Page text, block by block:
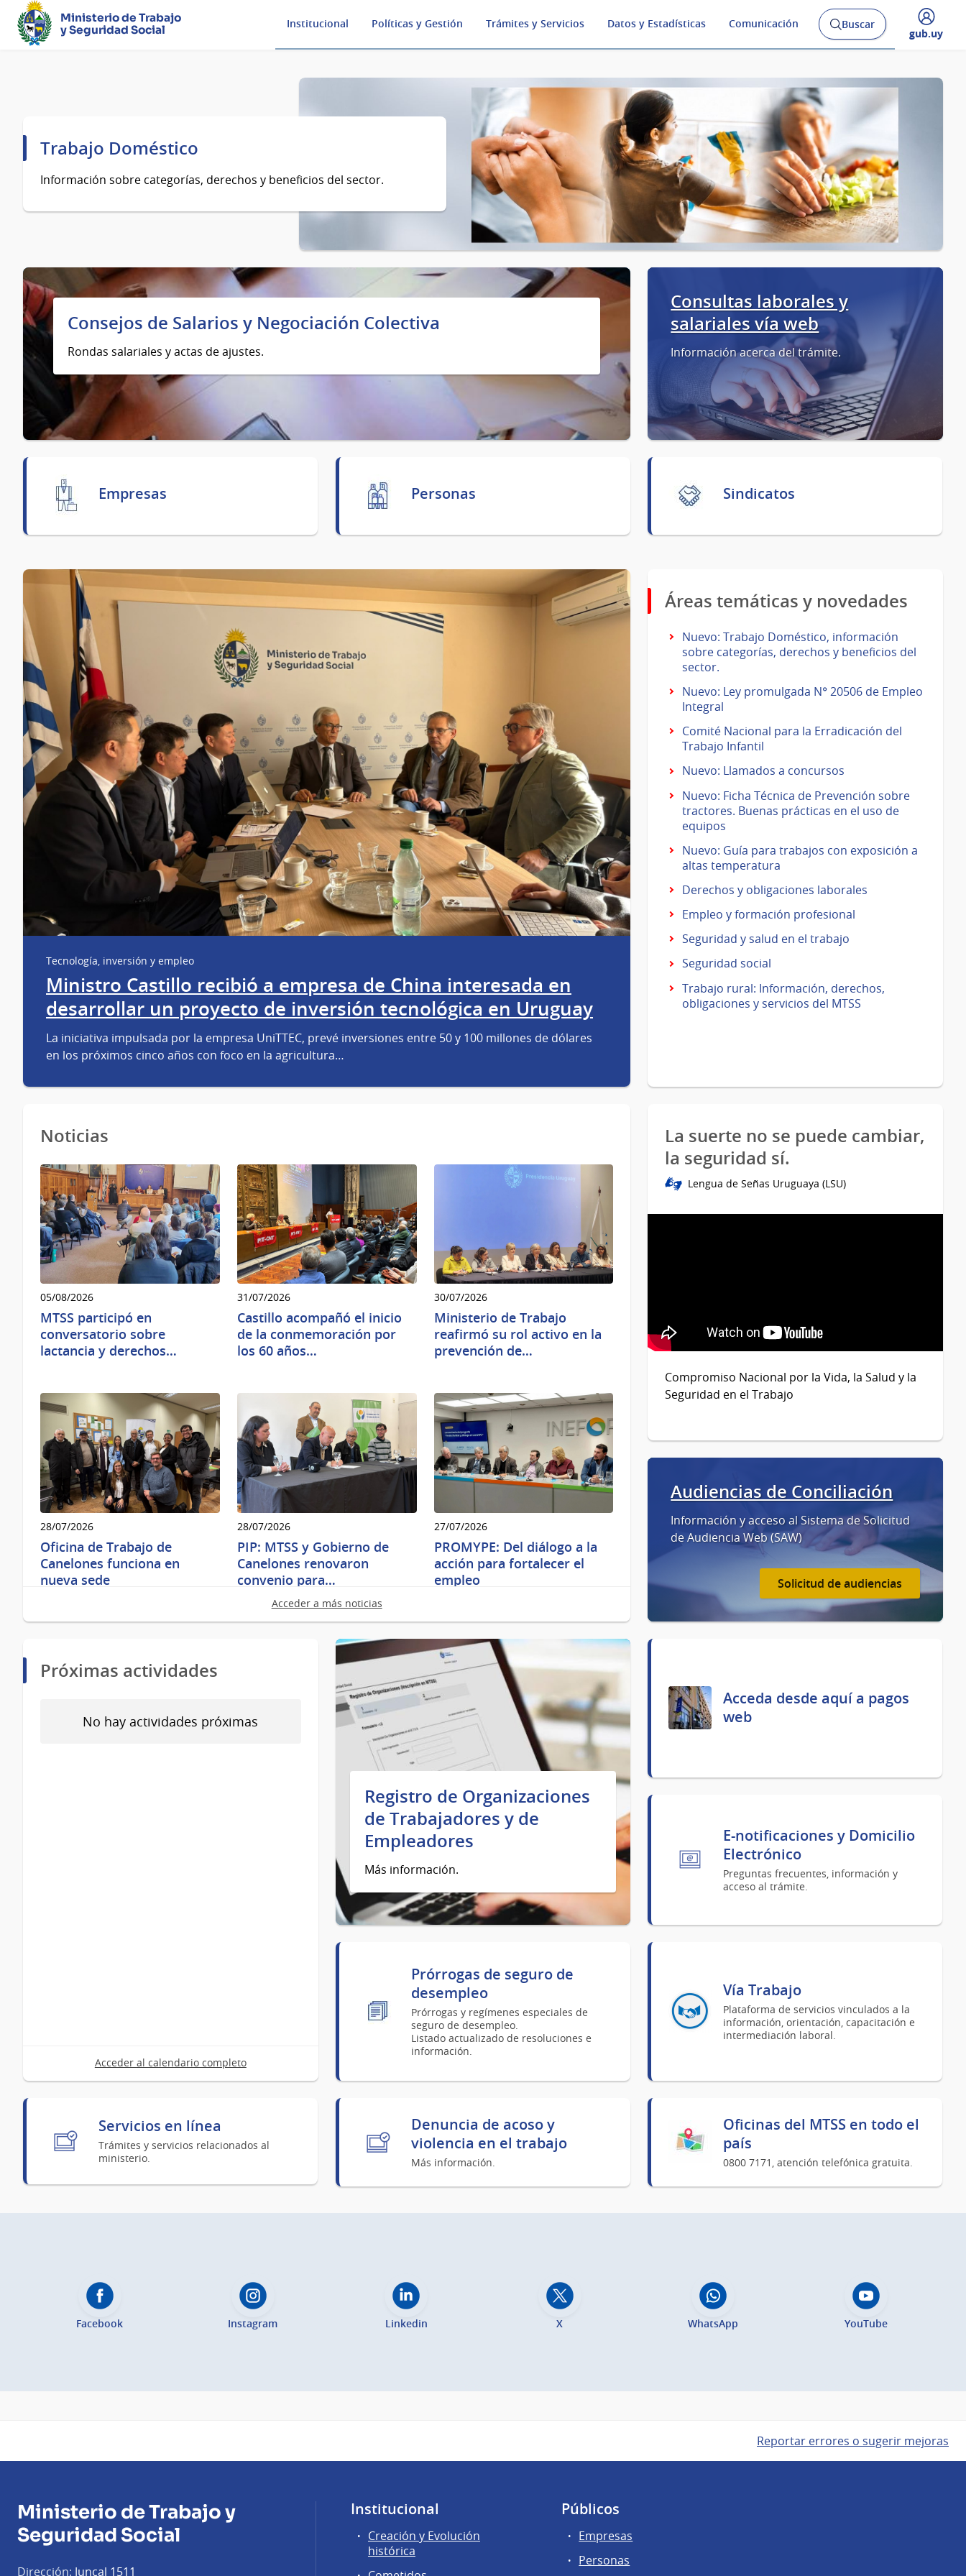
Ministerio de Trabajo
y Seguridad Social
Institucional Políticas y Gestión Trámites y Servicios Datos y Estadísticas Comunicación
Abrir
buscador
Buscar
Desplegar
gub.uy
principal
Trabajo Doméstico
Información sobre categorías, derechos y beneficios del sector.
Consejos de Salarios y Negociación Colectiva
Rondas salariales y actas de ajustes.
Consultas laborales y
salariales vía web
Información acerca del trámite.
Empresas Personas Sindicatos
Tecnología, inversión y empleo
Ministro Castillo recibió a empresa de China interesada en
desarrollar un proyecto de inversión tecnológica en Uruguay
La iniciativa impulsada por la empresa UniTTEC, prevé inversiones entre 50 y 100 millones de dólares
en los próximos cinco años con foco en la agricultura…
Áreas temáticas y novedades
Nuevo: Trabajo Doméstico, información
sobre categorías, derechos y beneficios del
sector.
Nuevo: Ley promulgada N° 20506 de Empleo
Integral
Comité Nacional para la Erradicación del
Trabajo Infantil
Nuevo: Llamados a concursos
Nuevo: Ficha Técnica de Prevención sobre
tractores. Buenas prácticas en el uso de
equipos
Nuevo: Guía para trabajos con exposición a
altas temperatura
Derechos y obligaciones laborales
Empleo y formación profesional
Seguridad y salud en el trabajo
Seguridad social
Trabajo rural: Información, derechos,
obligaciones y servicios del MTSS
Noticias
05/08/2026
MTSS participó en
conversatorio sobre
lactancia y derechos…
31/07/2026
Castillo acompañó el inicio
de la conmemoración por
los 60 años…
30/07/2026
Ministerio de Trabajo
reafirmó su rol activo en la
prevención de…
28/07/2026
Oficina de Trabajo de
Canelones funciona en
nueva sede
28/07/2026
PIP: MTSS y Gobierno de
Canelones renovaron
convenio para…
27/07/2026
PROMYPE: Del diálogo a la
acción para fortalecer el
empleo
Acceder a más noticias
La suerte no se puede cambiar,
la seguridad sí.
Lengua de Señas Uruguaya (LSU)
Compromiso Nacional por la Vida, la Salud y la
Seguridad en el Trabajo
Audiencias de Conciliación
Información y acceso al Sistema de Solicitud
de Audiencia Web (SAW)
Solicitud de audiencias
Próximas actividades
No hay actividades próximas
Acceder al calendario completo
Registro de Organizaciones
de Trabajadores y de
Empleadores
Más información.
Prórrogas de seguro de
desempleo
Prórrogas y regímenes especiales de
seguro de desempleo.
Listado actualizado de resoluciones e
información.
Acceda desde aquí a pagos
web
E-notificaciones y Domicilio
Electrónico
Preguntas frecuentes, información y
acceso al trámite.
Vía Trabajo
Plataforma de servicios vinculados a la
información, orientación, capacitación e
intermediación laboral.
Servicios en línea
Trámites y servicios relacionados al
ministerio.
Denuncia de acoso y
violencia en el trabajo
Más información.
Oficinas del MTSS en todo el
país
0800 7171, atención telefónica gratuita.
Facebook Instagram Linkedin X WhatsApp YouTube
Reportar errores o sugerir mejoras
Ministerio de Trabajo y
Seguridad Social
Dirección: Juncal 1511
Institucional
Creación y Evolución
histórica
Públicos
Empresas
Personas